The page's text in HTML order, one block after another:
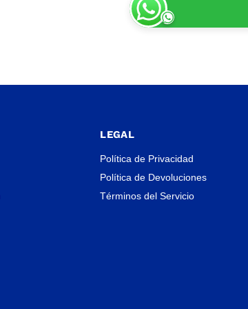
LEGAL
Política de Privacidad
Política de Devoluciones
Términos del Servicio